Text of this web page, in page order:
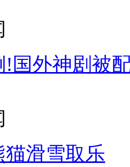
!国外神剧被
猫滑雪取乐